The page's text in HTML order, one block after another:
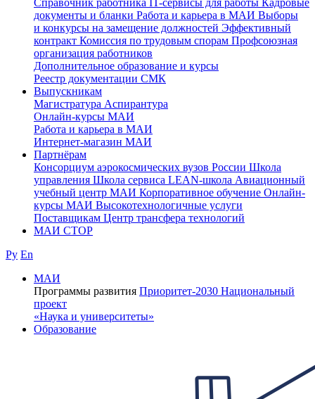
Cправочник работника IT-сервисы для работы Кадровые
документы и бланки Работа и карьера в МАИ Выборы
и конкурсы на замещение должностей Эффективный
контракт Комиссия по трудовым спорам Профсоюзная
организация работников
Дополнительное образование и курсы
Реестр документации СМК
Выпускникам
Магистратура Аспирантура
Онлайн-курсы МАИ
Работа и карьера в МАИ
Интернет-магазин МАИ
Партнёрам
Консорциум аэрокосмических вузов России Школа
управления Школа сервиса LEAN-школа Авиационный
учебный центр МАИ Корпоративное обучение Онлайн-
курсы МАИ Высокотехнологичные услуги
Поставщикам Центр трансфера технологий
МАИ СТОР
Ру En
МАИ
Программы развития Приоритет-2030 Национальный
проект
«Наука и университеты»
Образование